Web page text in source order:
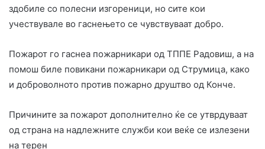
здобиле со полесни изгореници, но сите кои
учествувале во гаснењето се чувствуваат добро.
Пожарот го гаснеа пожарникари од ТППЕ Радовиш, а на
помош биле повикани пожарникари од Струмица, како
и доброволното против пожарно друштво од Конче.
Причините за пожарот дополнително ќе се утврдуваат
од страна на надлежните служби кои веќе се излезени
на терен